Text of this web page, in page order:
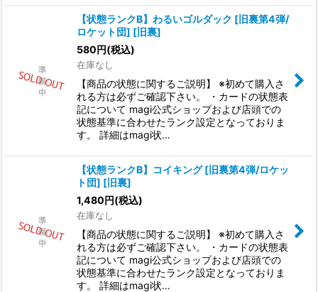
【状態ランクB】わるいゴルダック [旧裏第4弾/
ロケット団] [旧裏]
580円(税込)
在庫なし
【商品の状態に関するご説明】 ※初めて購入さ
れる方は必ずご確認下さい。 ・カードの状態表
記について magi公式ショップおよび店頭での
状態基準に合わせたランク設定となっておりま
す。 詳細はmagi状…
【状態ランクB】コイキング [旧裏第4弾/ロケッ
ト団] [旧裏]
1,480円(税込)
在庫なし
【商品の状態に関するご説明】 ※初めて購入さ
れる方は必ずご確認下さい。 ・カードの状態表
記について magi公式ショップおよび店頭での
状態基準に合わせたランク設定となっておりま
す。 詳細はmagi状…